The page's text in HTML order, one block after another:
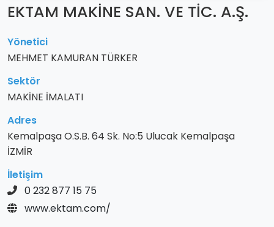
EKTAM MAKİNE SAN. VE TİC. A.Ş.
Yönetici
MEHMET KAMURAN TÜRKER
Sektör
MAKİNE İMALATI
Adres
Kemalpaşa O.S.B. 64 Sk. No:5 Ulucak Kemalpaşa
İZMİR
İletişim
0 232 877 15 75
www.ektam.com/